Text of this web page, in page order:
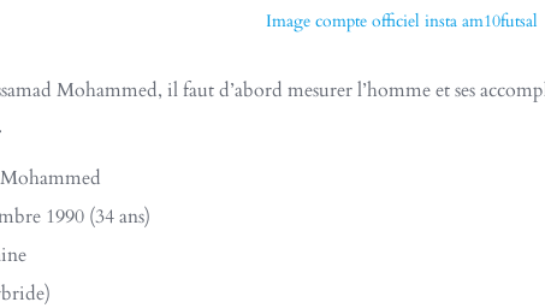
Image compte officiel insta am10futsal
Mohammed, il faut d’abord mesurer l’homme et ses
1990 (34 ans)